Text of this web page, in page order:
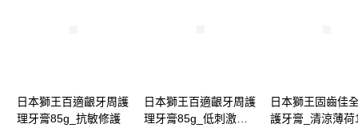
日本獅王百適齦牙周護
理牙膏85g_抗敏修護
日本獅王百適齦牙周護
理牙膏85g_低刺激凝
日本獅王固齒佳
護牙膏_清涼薄荷